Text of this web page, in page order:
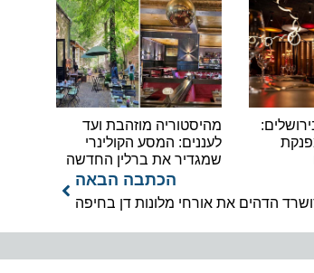
מהיסטוריה מוזהבת ועד
לעננים: המסע הקולינרי
שמגדיר את ברלין החדשה
הכתבה הבאה
הדהים את אורחי מלונות דן בחיפה